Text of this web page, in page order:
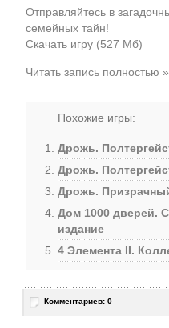
Отправляйтесь в
семейных тайн!
Скачать игру (527 Мб)
Читать запись полностью »
Похожие игры:
Дрожь.
Дрожь.
Дрожь.
Дом 1000 дверей.
издание
4 Элемента II.
Комментариев: 0